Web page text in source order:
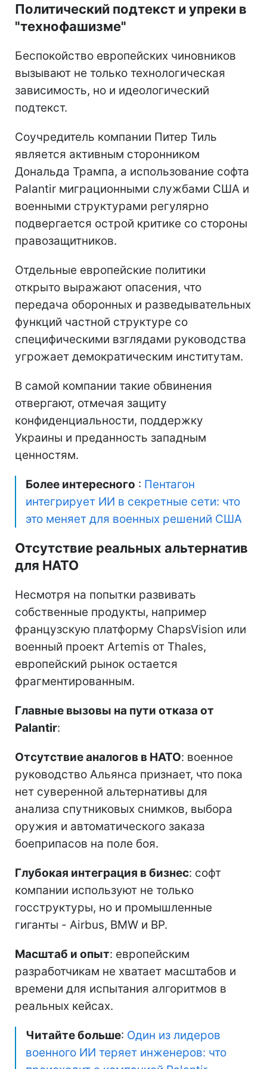
Политический подтекст и упреки в
"технофашизме"
Беспокойство европейских чиновников
вызывают не только технологическая
зависимость, но и идеологический
подтекст.
Соучредитель компании Питер Тиль
является активным сторонником
Дональда Трампа, а использование софта
Palantir миграционными службами США и
военными структурами регулярно
подвергается острой критике со стороны
правозащитников.
Отдельные европейские политики
открыто выражают опасения, что
передача оборонных и разведывательных
функций частной структуре со
специфическими взглядами руководства
угрожает демократическим институтам.
В самой компании такие обвинения
отвергают, отмечая защиту
конфиденциальности, поддержку
Украины и преданность западным
ценностям.
Более интересного : Пентагон
интегрирует ИИ в секретные сети: что
это меняет для военных решений США
Отсутствие реальных альтернатив
для НАТО
Несмотря на попытки развивать
собственные продукты, например
французскую платформу ChapsVision или
военный проект Artemis от Thales,
европейский рынок остается
фрагментированным.
Главные вызовы на пути отказа от
Palantir:
Отсутствие аналогов в НАТО: военное
руководство Альянса признает, что пока
нет суверенной альтернативы для
анализа спутниковых снимков, выбора
оружия и автоматического заказа
боеприпасов на поле боя.
Глубокая интеграция в бизнес: софт
компании используют не только
госструктуры, но и промышленные
гиганты - Airbus, BMW и BP.
Масштаб и опыт: европейским
разработчикам не хватает масштабов и
времени для испытания алгоритмов в
реальных кейсах.
Читайте больше: Один из лидеров
военного ИИ теряет инженеров: что